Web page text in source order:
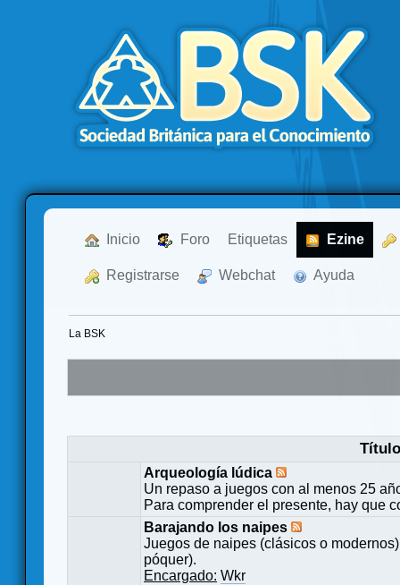
Inicio Foro Etiquetas Ezine
Registrarse Webchat Ayuda
La BSK
Título
Arqueología lúdica
Un repaso a juegos con al menos 25
Para comprender el presente, hay que
Barajando los naipes
Juegos de naipes (clásicos o
póquer).
Encargado: Wkr